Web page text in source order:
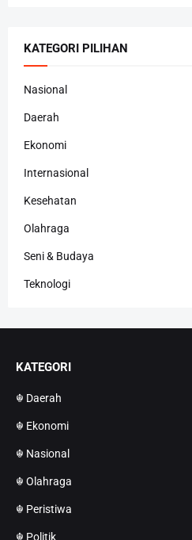
KATEGORI PILIHAN
Nasional
Daerah
Ekonomi
Internasional
Kesehatan
Olahraga
Seni & Budaya
Teknologi
KATEGORI
☬ Daerah
☬ Ekonomi
☬ Nasional
☬ Olahraga
☬ Peristiwa
☬ Politik